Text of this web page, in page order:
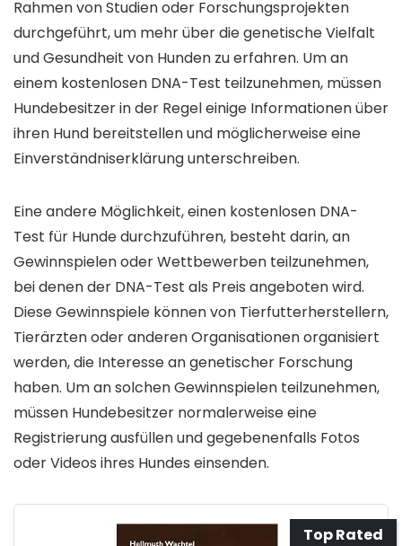
Rahmen von Studien oder Forschungsprojekten
durchgeführt, um mehr über die genetische Vielfalt
und Gesundheit von Hunden zu erfahren. Um an
einem kostenlosen DNA-Test teilzunehmen, müssen
Hundebesitzer in der Regel einige Informationen über
ihren Hund bereitstellen und möglicherweise eine
Einverständniserklärung unterschreiben.
Eine andere Möglichkeit, einen kostenlosen DNA-
Test für Hunde durchzuführen, besteht darin, an
Gewinnspielen oder Wettbewerben teilzunehmen,
bei denen der DNA-Test als Preis angeboten wird.
Diese Gewinnspiele können von Tierfutterherstellern,
Tierärzten oder anderen Organisationen organisiert
werden, die Interesse an genetischer Forschung
haben. Um an solchen Gewinnspielen teilzunehmen,
müssen Hundebesitzer normalerweise eine
Registrierung ausfüllen und gegebenenfalls Fotos
oder Videos ihres Hundes einsenden.
Top Rated